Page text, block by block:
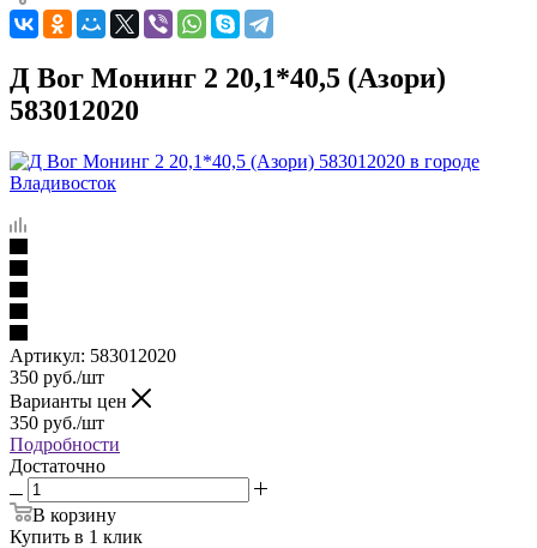
Д Вог Монинг 2 20,1*40,5 (Азори)
583012020
Артикул: 583012020
350 руб./шт
Варианты цен
350 руб./шт
Подробности
Достаточно
В корзину
Купить в 1 клик